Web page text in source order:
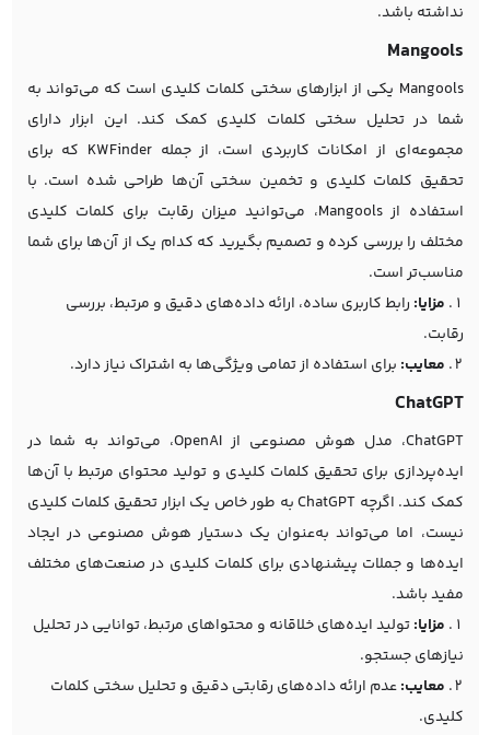
نداشته باشد.
Mangools
Mangools یکی از ابزارهای سختی کلمات کلیدی است که می‌تواند به
شما در تحلیل سختی کلمات کلیدی کمک کند. این ابزار دارای
مجموعه‌ای از امکانات کاربردی است، از جمله KWFinder که برای
تحقیق کلمات کلیدی و تخمین سختی آن‌ها طراحی شده است. با
استفاده از Mangools، می‌توانید میزان رقابت برای کلمات کلیدی
مختلف را بررسی کرده و تصمیم بگیرید که کدام یک از آن‌ها برای شما
مناسب‌تر است.
مزایا: رابط کاربری ساده، ارائه داده‌های دقیق و مرتبط، بررسی
رقابت.
معایب: برای استفاده از تمامی ویژگی‌ها به اشتراک نیاز دارد.
ChatGPT
ChatGPT، مدل هوش مصنوعی از OpenAI، می‌تواند به شما در
ایده‌پردازی برای تحقیق کلمات کلیدی و تولید محتوای مرتبط با آن‌ها
کمک کند. اگرچه ChatGPT به طور خاص یک ابزار تحقیق کلمات کلیدی
نیست، اما می‌تواند به‌عنوان یک دستیار هوش مصنوعی در ایجاد
ایده‌ها و جملات پیشنهادی برای کلمات کلیدی در صنعت‌های مختلف
مفید باشد.
مزایا:تولید ایده‌های خلاقانه و محتواهای مرتبط، توانایی در تحلیل
نیازهای جستجو.
معایب:عدم ارائه داده‌های رقابتی دقیق و تحلیل سختی کلمات
کلیدی.